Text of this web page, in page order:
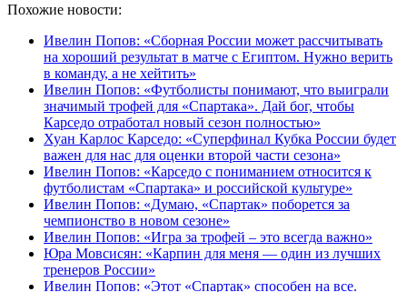
Похожие новости:
Ивелин Попов: «Сборная России может рассчитывать
на хороший результат в матче с Египтом. Нужно верить
в команду, а не хейтить»
Ивелин Попов: «Футболисты понимают, что выиграли
значимый трофей для «Спартака». Дай бог, чтобы
Карседо отработал новый сезон полностью»
Хуан Карлос Карседо: «Суперфинал Кубка России будет
важен для нас для оценки второй части сезона»
Ивелин Попов: «Карседо с пониманием относится к
футболистам «Спартака» и российской культуре»
Ивелин Попов: «Думаю, «Спартак» поборется за
чемпионство в новом сезоне»
Ивелин Попов: «Игра за трофей – это всегда важно»
Юра Мовсисян: «Карпин для меня — один из лучших
тренеров России»
Ивелин Попов: «Этот «Спартак» способен на все.